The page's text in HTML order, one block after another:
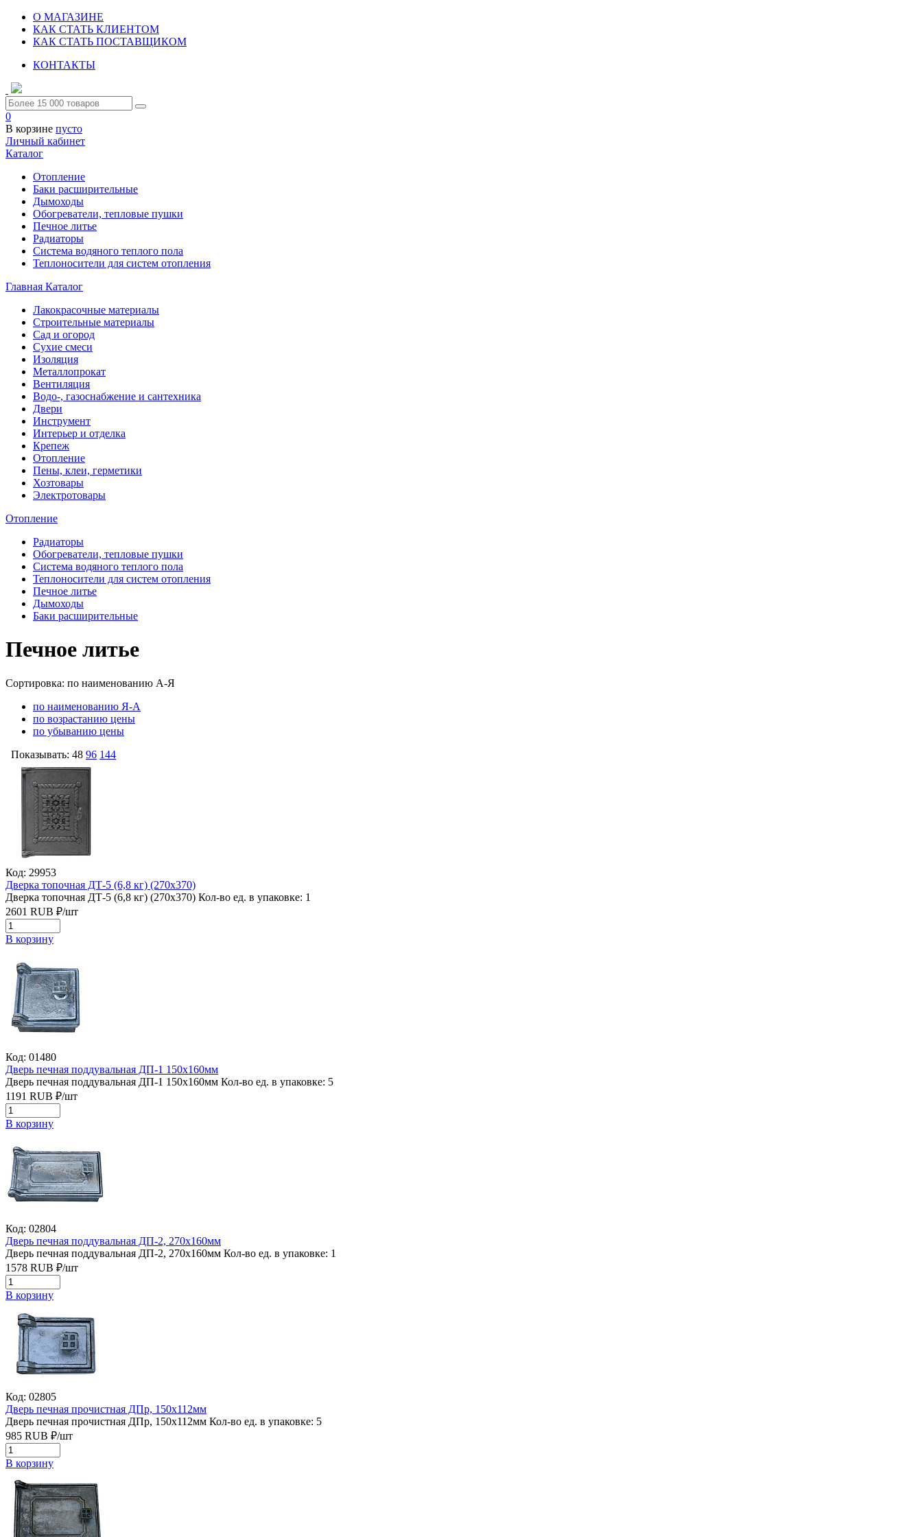
О МАГАЗИНЕ
КАК СТАТЬ КЛИЕНТОМ
КАК СТАТЬ ПОСТАВЩИКОМ
КОНТАКТЫ
0
В корзине пусто
Личный кабинет
Каталог
Отопление
Баки расширительные
Дымоходы
Обогреватели, тепловые пушки
Печное литье
Радиаторы
Система водяного теплого пола
Теплоносители для систем отопления
Главная Каталог
Лакокрасочные материалы
Строительные материалы
Сад и огород
Сухие смеси
Изоляция
Металлопрокат
Вентиляция
Водо-, газоснабжение и сантехника
Двери
Инструмент
Интерьер и отделка
Крепеж
Отопление
Пены, клеи, герметики
Хозтовары
Электротовары
Отопление
Радиаторы
Обогреватели, тепловые пушки
Система водяного теплого пола
Теплоносители для систем отопления
Печное литье
Дымоходы
Баки расширительные
Печное литье
Сортировка: по наименованию А-Я
по наименованию Я-А
по возрастанию цены
по убыванию цены
Показывать: 48 96 144
Код: 29953
Дверка топочная ДТ-5 (6,8 кг) (270х370)
Дверка топочная ДТ-5 (6,8 кг) (270х370) Кол-во ед. в упаковке: 1
2601 RUB ₽/шт
В корзину
Код: 01480
Дверь печная поддувальная ДП-1 150х160мм
Дверь печная поддувальная ДП-1 150х160мм Кол-во ед. в упаковке: 5
1191 RUB ₽/шт
В корзину
Код: 02804
Дверь печная поддувальная ДП-2, 270х160мм
Дверь печная поддувальная ДП-2, 270х160мм Кол-во ед. в упаковке: 1
1578 RUB ₽/шт
В корзину
Код: 02805
Дверь печная прочистная ДПр, 150х112мм
Дверь печная прочистная ДПр, 150х112мм Кол-во ед. в упаковке: 5
985 RUB ₽/шт
В корзину